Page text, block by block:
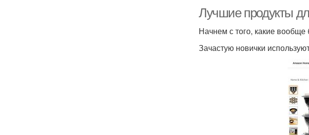
Лучшие продукты
Начнем с того, какие
Зачастую новички